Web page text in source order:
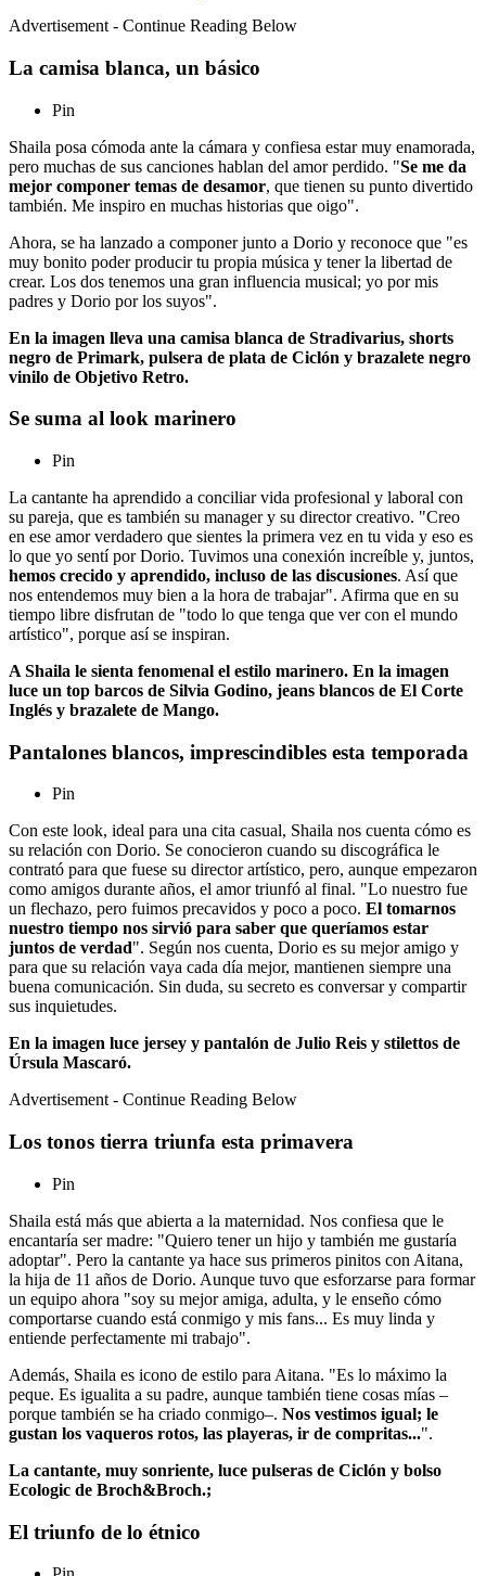
Advertisement - Continue Reading Below
La camisa blanca, un básico
Pin
Shaila posa cómoda ante la cámara y confiesa estar muy enamorada,
pero muchas de sus canciones hablan del amor perdido. "Se me da
mejor componer temas de desamor, que tienen su punto divertido
también. Me inspiro en muchas historias que oigo".
Ahora, se ha lanzado a componer junto a Dorio y reconoce que "es
muy bonito poder producir tu propia música y tener la libertad de
crear. Los dos tenemos una gran influencia musical; yo por mis
padres y Dorio por los suyos".
En la imagen lleva una camisa blanca de Stradivarius, shorts
negro de Primark, pulsera de plata de Ciclón y brazalete negro
vinilo de Objetivo Retro.
Se suma al look marinero
Pin
La cantante ha aprendido a conciliar vida profesional y laboral con
su pareja, que es también su manager y su director creativo. "Creo
en ese amor verdadero que sientes la primera vez en tu vida y eso es
lo que yo sentí por Dorio. Tuvimos una conexión increíble y, juntos,
hemos crecido y aprendido, incluso de las discusiones. Así que
nos entendemos muy bien a la hora de trabajar". Afirma que en su
tiempo libre disfrutan de "todo lo que tenga que ver con el mundo
artístico", porque así se inspiran.
A Shaila le sienta fenomenal el estilo marinero. En la imagen
luce un top barcos de Silvia Godino, jeans blancos de El Corte
Inglés y brazalete de Mango.
Pantalones blancos, imprescindibles esta temporada
Pin
Con este look, ideal para una cita casual, Shaila nos cuenta cómo es
su relación con Dorio. Se conocieron cuando su discográfica le
contrató para que fuese su director artístico, pero, aunque empezaron
como amigos durante años, el amor triunfó al final. "Lo nuestro fue
un flechazo, pero fuimos precavidos y poco a poco. El tomarnos
nuestro tiempo nos sirvió para saber que queríamos estar
juntos de verdad". Según nos cuenta, Dorio es su mejor amigo y
para que su relación vaya cada día mejor, mantienen siempre una
buena comunicación. Sin duda, su secreto es conversar y compartir
sus inquietudes.
En la imagen luce jersey y pantalón de Julio Reis y stilettos de
Úrsula Mascaró.
Advertisement - Continue Reading Below
Los tonos tierra triunfa esta primavera
Pin
Shaila está más que abierta a la maternidad. Nos confiesa que le
encantaría ser madre: "Quiero tener un hijo y también me gustaría
adoptar". Pero la cantante ya hace sus primeros pinitos con Aitana,
la hija de 11 años de Dorio. Aunque tuvo que esforzarse para formar
un equipo ahora "soy su mejor amiga, adulta, y le enseño cómo
comportarse cuando está conmigo y mis fans... Es muy linda y
entiende perfectamente mi trabajo".
Además, Shaila es icono de estilo para Aitana. "Es lo máximo la
peque. Es igualita a su padre, aunque también tiene cosas mías –
porque también se ha criado conmigo–. Nos vestimos igual; le
gustan los vaqueros rotos, las playeras, ir de compritas...".
La cantante, muy sonriente, luce pulseras de Ciclón y bolso
Ecologic de Broch&Broch.;
El triunfo de lo étnico